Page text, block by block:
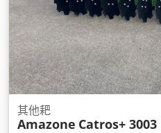
其他耙
Amazone Catros+ 3003